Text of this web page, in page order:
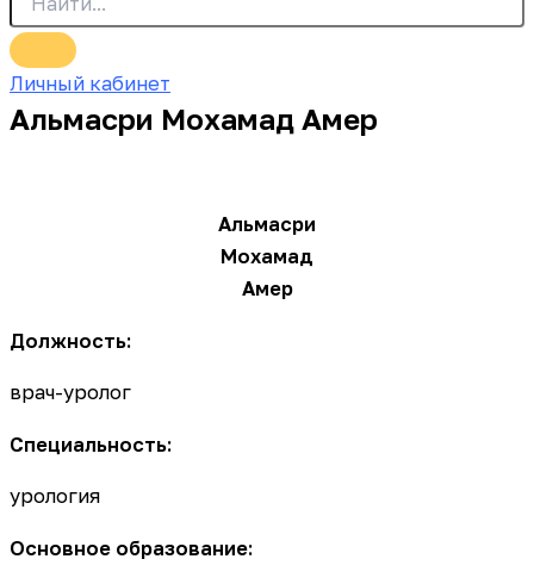
Личный кабинет
Альмасри Мохамад Амер
Альмасри
Мохамад
Амер
Должность:
врач-уролог
Специальность:
урология
Основное образование: